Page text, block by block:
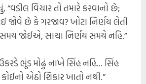
“વડીલ વિચાર તો તમારે કરવાનો છે;
જોવે છે કે ગરજાવ? ખોટા નિર્ણય લેતી
જોઈએ, સાચા નિર્ણય સમયે નહિ.”
ભૂંડ મોઢું નાખે સિંહ નહિ... સિંહ
એઠો શિકાર ખાતો નથી.”